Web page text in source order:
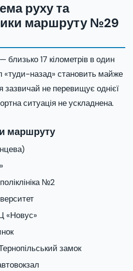
руху та
маршруту №29
17 кілометрів в один
«туди-назад» становить майже
зазвичай не перевищує однієї
ситуація не ускладнена.
маршруту
№2
«Новус»
замок